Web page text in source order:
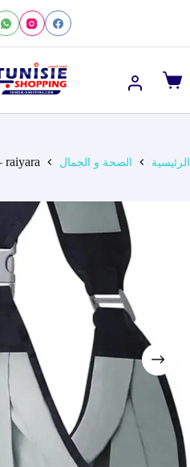
عربة
الرئيسية الصحة و الجمال raiyara